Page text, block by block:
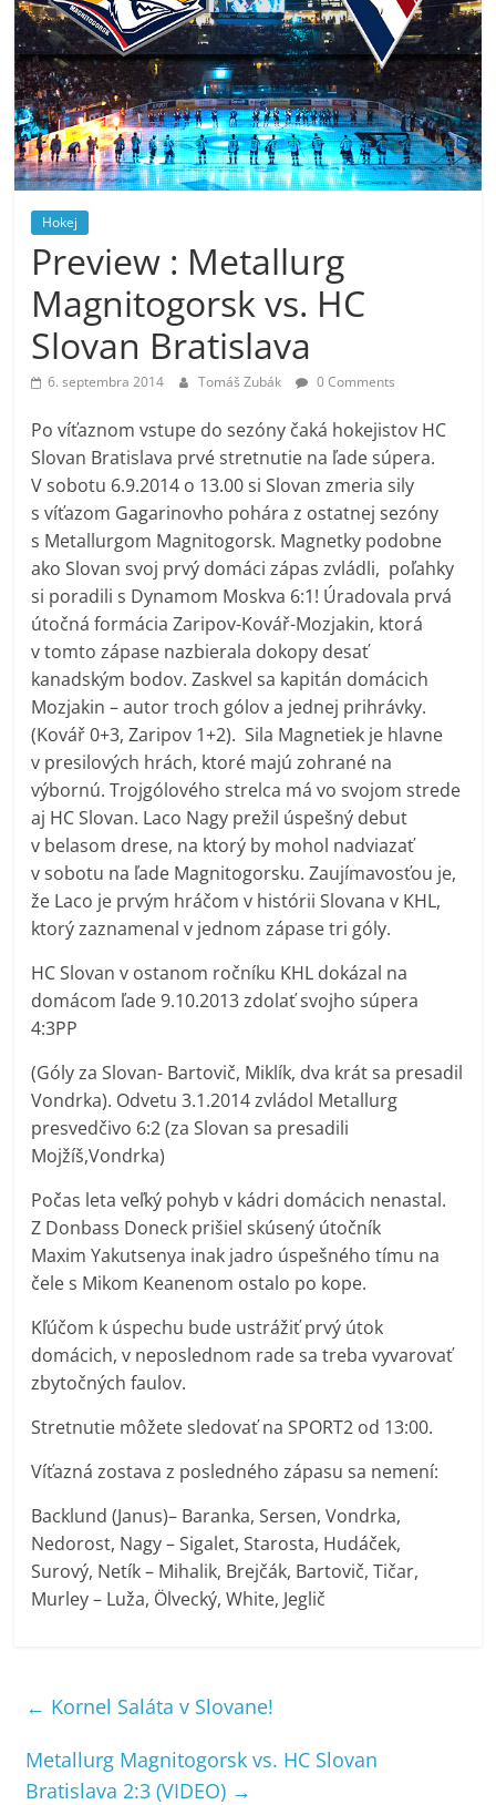
Hokej
Preview : Metallurg
Magnitogorsk vs. HC
Slovan Bratislava
6. septembra 2014 Tomáš Zubák 0 Comments
Po víťaznom vstupe do sezóny čaká hokejistov HC
Slovan Bratislava prvé stretnutie na ľade súpera.
V sobotu 6.9.2014 o 13.00 si Slovan zmeria sily
s víťazom Gagarinovho pohára z ostatnej sezóny
s Metallurgom Magnitogorsk. Magnetky podobne
ako Slovan svoj prvý domáci zápas zvládli, poľahky
si poradili s Dynamom Moskva 6:1! Úradovala prvá
útočná formácia Zaripov-Kovář-Mozjakin, ktorá
v tomto zápase nazbierala dokopy desať
kanadským bodov. Zaskvel sa kapitán domácich
Mozjakin – autor troch gólov a jednej prihrávky.
(Kovář 0+3, Zaripov 1+2). Sila Magnetiek je hlavne
v presilových hrách, ktoré majú zohrané na
výbornú. Trojgólového strelca má vo svojom strede
aj HC Slovan. Laco Nagy prežil úspešný debut
v belasom drese, na ktorý by mohol nadviazať
v sobotu na ľade Magnitogorsku. Zaujímavosťou je,
že Laco je prvým hráčom v histórii Slovana v KHL,
ktorý zaznamenal v jednom zápase tri góly.
HC Slovan v ostanom ročníku KHL dokázal na
domácom ľade 9.10.2013 zdolať svojho súpera
4:3PP
(Góly za Slovan- Bartovič, Miklík, dva krát sa presadil
Vondrka). Odvetu 3.1.2014 zvládol Metallurg
presvedčivo 6:2 (za Slovan sa presadili
Mojžíš,Vondrka)
Počas leta veľký pohyb v kádri domácich nenastal.
Z Donbass Doneck prišiel skúsený útočník
Maxim Yakutsenya inak jadro úspešného tímu na
čele s Mikom Keanenom ostalo po kope.
Kľúčom k úspechu bude ustrážiť prvý útok
domácich, v neposlednom rade sa treba vyvarovať
zbytočných faulov.
Stretnutie môžete sledovať na SPORT2 od 13:00.
Víťazná zostava z posledného zápasu sa nemení:
Backlund (Janus)– Baranka, Sersen, Vondrka,
Nedorost, Nagy – Sigalet, Starosta, Hudáček,
Surový, Netík – Mihalik, Brejčák, Bartovič, Tičar,
Murley – Luža, Ölvecký, White, Jeglič
← Kornel Saláta v Slovane!
Metallurg Magnitogorsk vs. HC Slovan
Bratislava 2:3 (VIDEO) →